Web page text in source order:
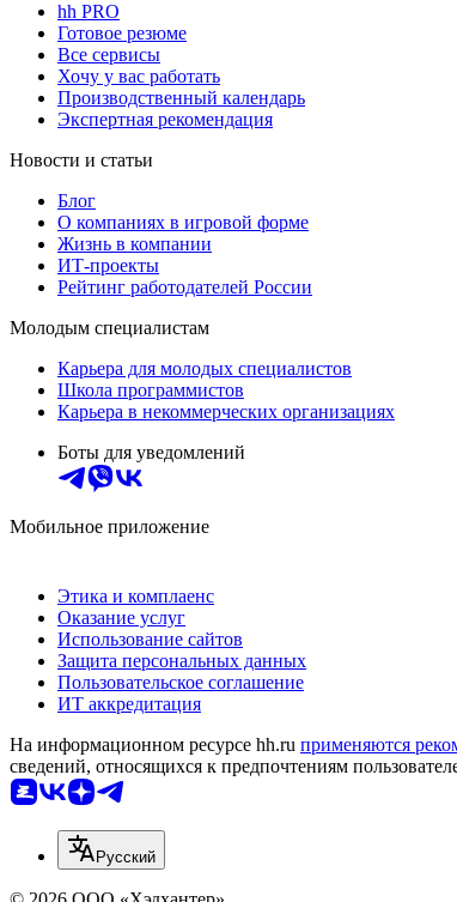
hh PRO
Готовое резюме
Все сервисы
Хочу у вас работать
Производственный календарь
Экспертная рекомендация
Новости и статьи
Блог
О компаниях в игровой форме
Жизнь в компании
ИТ-проекты
Рейтинг работодателей России
Молодым специалистам
Карьера для молодых специалистов
Школа программистов
Карьера в некоммерческих организациях
Боты для уведомлений
Мобильное приложение
Этика и комплаенс
Оказание услуг
Использование сайтов
Защита персональных данных
Пользовательское соглашение
ИТ аккредитация
На информационном ресурсе hh.ru применяются
сведений, относящихся к предпочтениям
Русский